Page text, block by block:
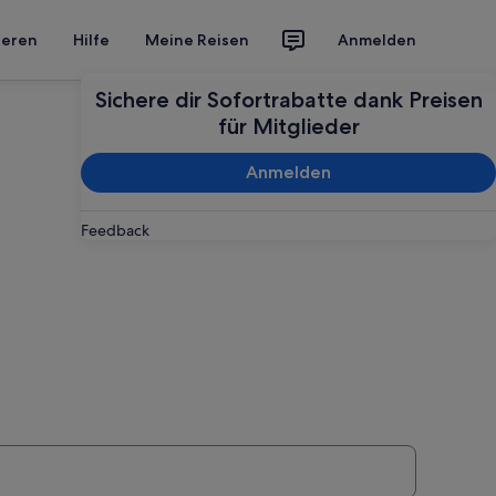
Hilfe Meine Reisen Anmelden
Sichere dir Sofortrabatte dank Preisen
für Mitglieder
Anmelden
Feedback